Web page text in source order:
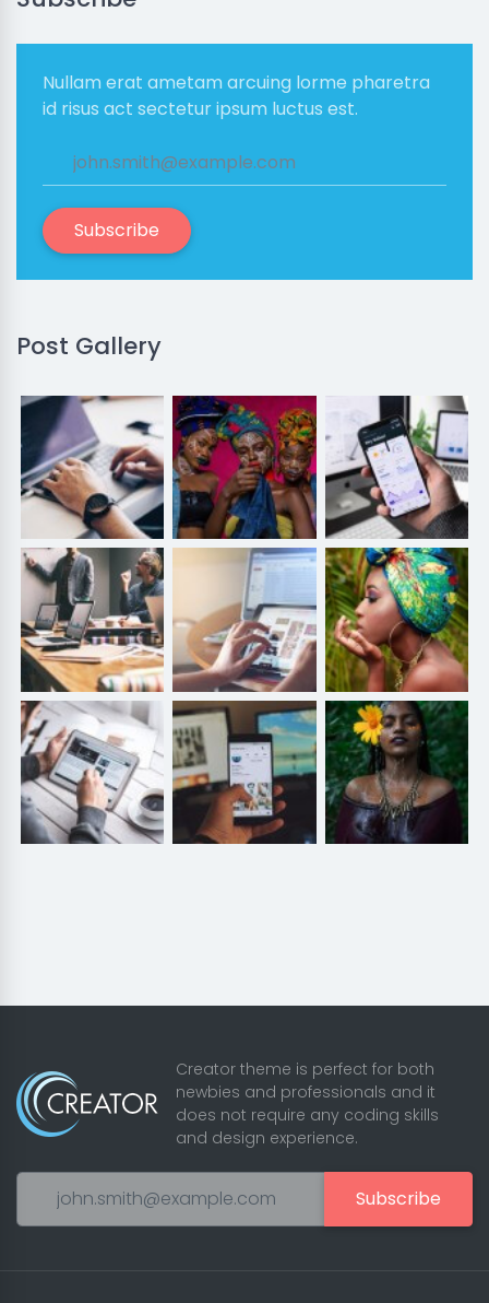
Nullam erat ametam arcuing lorme pharetra
id risus act sectetur ipsum luctus est.
Subscribe
Post Gallery
Creator theme is perfect for both
newbies and professionals and it
does not require any coding skills
and design experience.
Subscribe